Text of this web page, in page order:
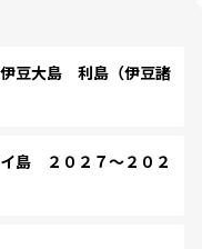
豆大島 利島（伊豆諸
島 ２０２７～２０２